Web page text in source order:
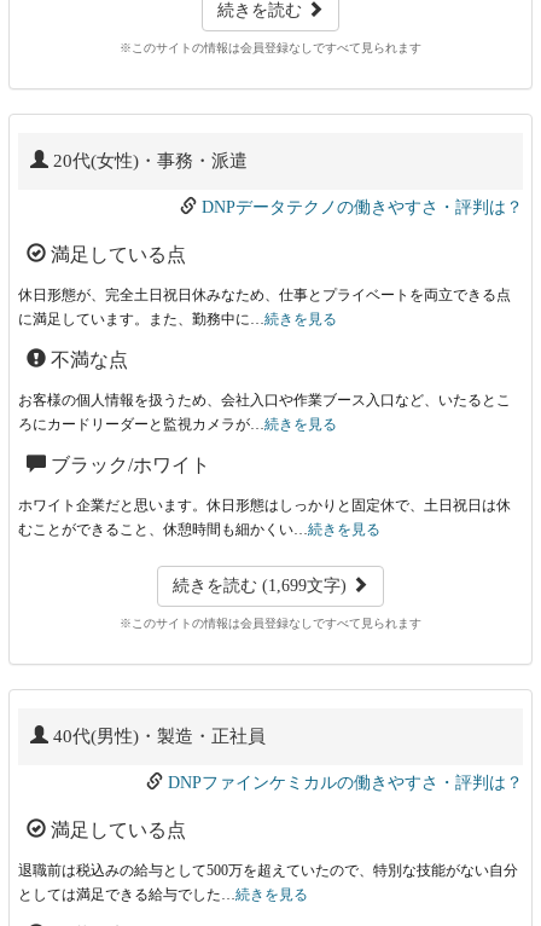
続きを読む
※このサイトの情報は会員登録なしですべて見られます
20代(女性)・事務・派遣
DNPデータテクノの働きやすさ・評判は？
満足している点
休日形態が、完全土日祝日休みなため、仕事とプライベートを両立できる点
に満足しています。また、勤務中に…続きを見る
不満な点
お客様の個人情報を扱うため、会社入口や作業ブース入口など、いたるとこ
ろにカードリーダーと監視カメラが…続きを見る
ブラック/ホワイト
ホワイト企業だと思います。休日形態はしっかりと固定休で、土日祝日は休
むことができること、休憩時間も細かくい…続きを見る
続きを読む (1,699文字)
※このサイトの情報は会員登録なしですべて見られます
40代(男性)・製造・正社員
DNPファインケミカルの働きやすさ・評判は？
満足している点
退職前は税込みの給与として500万を超えていたので、特別な技能がない自分
としては満足できる給与でした…続きを見る